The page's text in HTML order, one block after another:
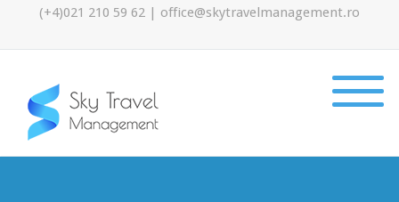
(+4)021 210 59 62 | office@skytravelmanagement.ro